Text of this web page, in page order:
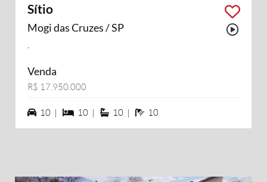
Sítio
Mogi das Cruzes / SP
.
Venda
R$ 17.950.000
10 vagas na garagem
10 | 10 dormiórios
10 | 10 suítes
10 | 10 banheiros
10